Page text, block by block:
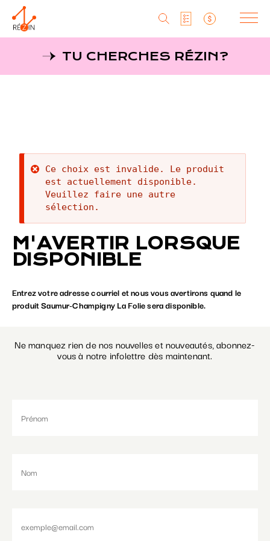
Produits
Producteurs
MagaZin
Contact
RéZin
530, rue St-Zotique Est
Montréal, Qc, H2S 1M3
info@rezin.com
Paramétrer les cookies
TU CHERCHES RÉZIN?
Message
d'erreur
Ce choix est invalide. Le produit
est actuellement disponible.
Veuillez faire une autre
sélection.
M'AVERTIR LORSQUE
DISPONIBLE
Entrez votre adresse courriel et nous vous avertirons quand le
produit Saumur-Champigny La Folie sera disponible.
Ne manquez rien de nos nouvelles et nouveautés, abonnez-
vous à notre infolettre dès maintenant.